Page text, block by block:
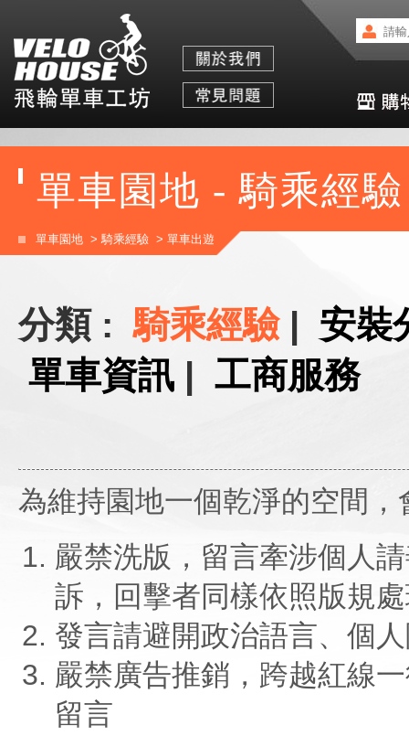
單車園地 - 騎乘經驗
單車園地 >騎乘經驗 > 單車出遊
分類 :騎乘經驗| 安裝
單車資訊 | 工商服務
為維持園地一個乾淨的空間
嚴禁洗版，留言牽涉個人
訴，回擊者同樣依照版規
發言請避開政治語言、個
嚴禁廣告推銷，跨越紅線
留言